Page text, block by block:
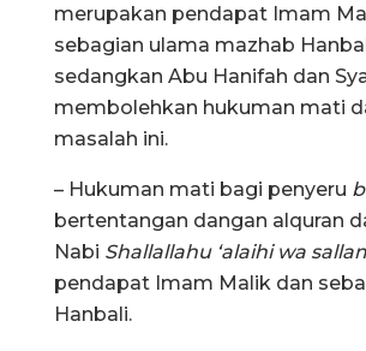
merupakan pendapat Imam
sebagian ulama mazhab
sedangkan Abu Hanifah dan
membolehkan hukuman mati
masalah ini.
– Hukuman mati bagi penyeru
bertentangan dangan alquran
Nabi Shallallahu ‘alaihi wa
pendapat Imam Malik dan
Hanbali.